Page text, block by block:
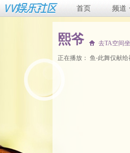
首页 频道
熙爷 去TA空间
正在播放： 鱼-此舞仅献给